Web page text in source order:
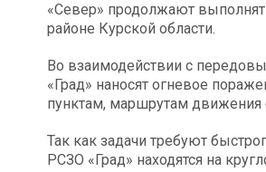
«Север» продолжают
районе Курской области.
Во взаимодействии с
«Град» наносят огневое
пунктам, маршрутам движения
Так как задачи требуют
РСЗО «Град» находятся на